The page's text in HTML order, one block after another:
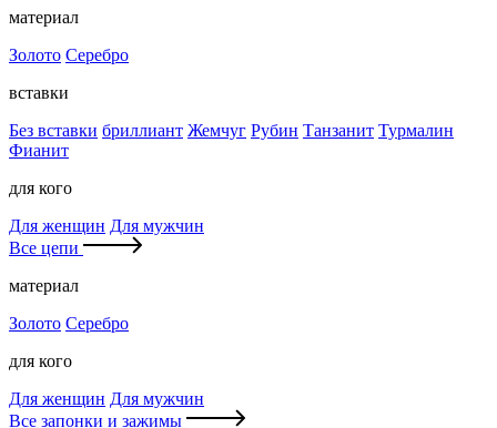
материал
Золото Серебро
вставки
Без вставки бриллиант Жемчуг Рубин Танзанит Турмалин
Фианит
для кого
Для женщин Для мужчин
Все цепи
материал
Золото Серебро
для кого
Для женщин Для мужчин
Все запонки и зажимы